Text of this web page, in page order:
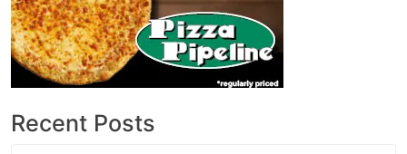
Recent Posts